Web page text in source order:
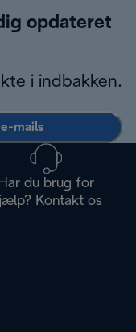
opdateret
i indbakken.
mails
du brug for
Kontakt os